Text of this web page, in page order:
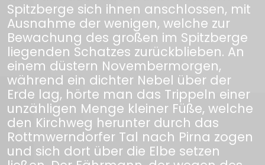
Spitzberge sich ihnen anschlossen, mit
Ausnahme der wenigen, welche zur
Bewachung des großen im Spitzberge
liegenden Schatzes zurückblieben. An
einem düstern Novembermorgen,
während ein dichter Nebel über der
Erde lag, hörte man das Trippeln einer
unzähligen Menge kleiner Füße, welche
den Kirchweg herunter durch das
Rottmwerndorfer Tal nach Pirna zogen
und sich dort über die Elbe setzen